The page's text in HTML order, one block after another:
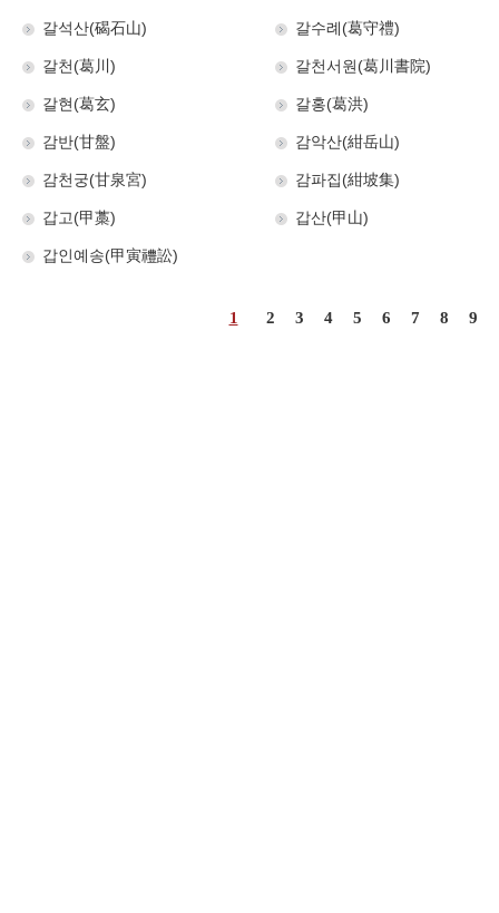
갈석산(碣石山) 갈수례(葛守禮)
갈천(葛川) 갈천서원(葛川書院)
갈현(葛玄) 갈홍(葛洪)
감반(甘盤) 감악산(紺岳山)
감천궁(甘泉宮) 감파집(紺坡集)
갑고(甲藁) 갑산(甲山)
갑인예송(甲寅禮訟)
1 2 3 4 5 6 7 8 9